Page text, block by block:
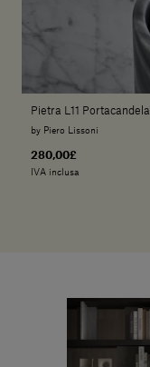
Pietra L11 Portacandela
by Piero Lissoni
280,00£
IVA inclusa